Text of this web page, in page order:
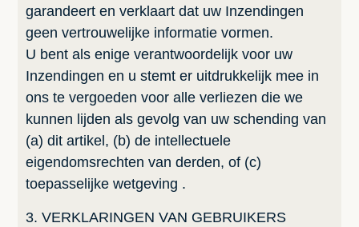
garandeert en verklaart dat uw Inzendingen
geen vertrouwelijke informatie vormen.
U bent als enige verantwoordelijk voor uw
Inzendingen en u stemt er uitdrukkelijk mee in
ons te vergoeden voor alle verliezen die we
kunnen lijden als gevolg van uw schending van
(a) dit artikel, (b) de intellectuele
eigendomsrechten van derden, of (c)
toepasselijke wetgeving .
3. VERKLARINGEN VAN GEBRUIKERS